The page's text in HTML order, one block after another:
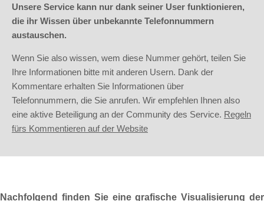
Unsere Service kann nur dank seiner User funktionieren,
die ihr Wissen über unbekannte Telefonnummern
austauschen.
Wenn Sie also wissen, wem diese Nummer gehört, teilen Sie
Ihre Informationen bitte mit anderen Usern. Dank der
Kommentare erhalten Sie Informationen über
Telefonnummern, die Sie anrufen. Wir empfehlen Ihnen also
eine aktive Beteiligung an der Community des Service. Regeln
fürs Kommentieren auf der Website
Nachfolgend finden Sie eine grafische Visualisierung der